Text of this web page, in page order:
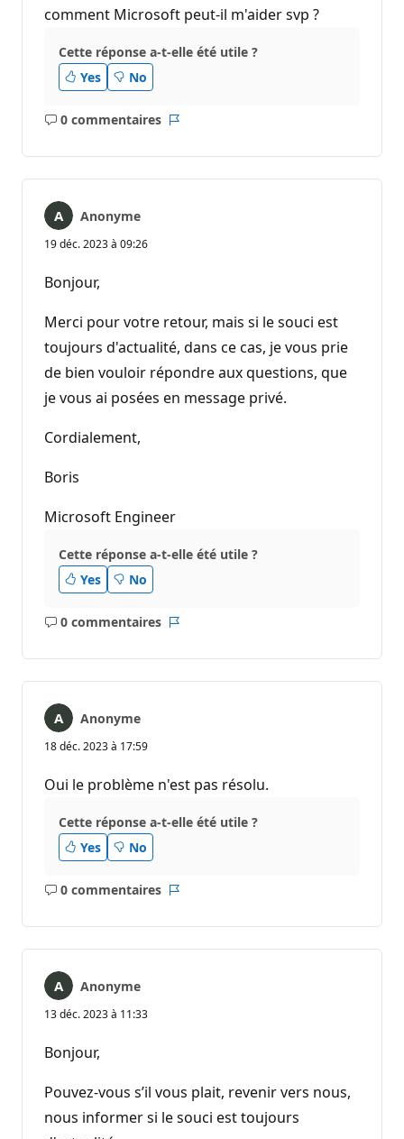
comment Microsoft peut-il m'aider svp ?
Cette réponse a-t-elle été utile ?
Yes
No
0 commentaires
Aucun
Anonyme
19 déc. 2023 à 09:26
Bonjour,
Merci pour votre retour, mais si le souci est
toujours d'actualité, dans ce cas, je vous prie
de bien vouloir répondre aux questions, que
je vous ai posées en message privé.
Cordialement,
Boris
Microsoft Engineer
Cette réponse a-t-elle été utile ?
Yes
No
0 commentaires
Aucun
Anonyme
18 déc. 2023 à 17:59
Oui le problème n'est pas résolu.
Cette réponse a-t-elle été utile ?
Yes
No
0 commentaires
Aucun
Anonyme
13 déc. 2023 à 11:33
Bonjour,
Pouvez-vous s’il vous plait, revenir vers nous,
nous informer si le souci est toujours